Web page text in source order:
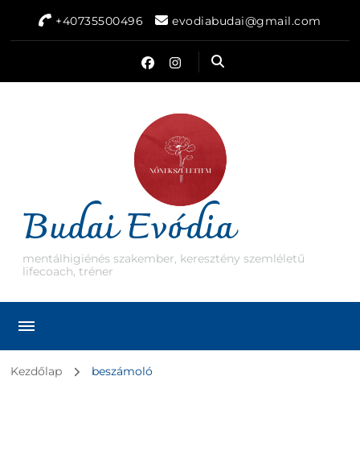
+40735500496 evodiabudai@gmail.com
Budai Evódia
mentálhigiénés szakember, keresztény szemléletű
lifecoach, tréner
Kezdőlap beszámoló